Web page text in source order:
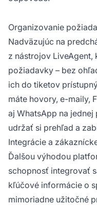
Organizovanie
Nadväzujúc na
z nástrojov
požiadavky – bez
ich do tiketov
máte hovory, e-maily,
aj WhatsApp na
udržať si prehľad a
Integrácie a
Ďalšou výhodou
schopnosť integrovať
kľúčové informácie o
mimoriadne užitočné